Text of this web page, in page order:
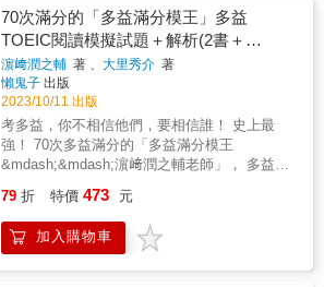
句子結構、特殊句型到假設語氣，逐步加強你
對英文文法的全面掌握，最終能在多益考試中
拿下高分。 7週應考題型與篇章訓練，破解多
益閱讀的長篇文章與複雜題型挑戰。 實戰題
型全覆蓋，從信件、線上對話、報導到廣告宣
傳…等，全面應對閱讀測驗各種篇章題材。 3
週綜合攻略，輕鬆突破雙篇、三篇文章的閱讀
障礙，同時掌握解題技巧，突破高難度閱讀障
礙！ 詳細剖析題組結構，提供實用解題步
驟，提升解題效率，快速鎖定答案，並能提升
一般閱讀速度與正確率，克服長篇文章的挑
戰。 必考單字片語＋音檔，讓詞彙實力隨時
隨地大幅提升。
人，需按照順序、詳細閱讀、仔細學習。2. 弱
點加強型：雖然有部份Part的答對率在四成以
上，但弱點集中在特定的Part及題型當中的
人，需先從較沒有自信的題型開始學習，再著
重學自己不擅長的題型，最後加深複習擅長的
題型。3. 更上層樓型：所有的Part答對率都在
四成以上，沒有明顯不擅長的Part或題型的
人，針對正確率較高的題型，補充原先不足的
的題型。4. 滿分志向型：診斷測驗全部答對的
人，可將所有音檔加速播放，測試自己是否能
夠聽懂所有內容，並提升答題速度至10秒內完
何分數！Point 3. 積極訓練弱項，培養正確答題
的洞察力！Point 4. 力求「理解所有英文」、
「解析所有試題」！跟著多益聽讀寫滿分的
「多益滿分模王」，破解多益TOEIC閱讀Part 7
測驗！Step 1. 透過「診斷測驗」，了解強項與
弱項！在開始正式學習之前，先進行診斷測
驗。測驗時盡量不要用直覺作答。對於較沒有
把握的題目，可以在題目旁加上「？」或
「△」等符號。測驗完後，核對答案並統計自
己在各個題型／題目／情境類型的答對率、正
續訓練計畫。Step 2. 分析診斷結果，建立專屬
多益訓練計畫！根據診斷測驗結果，辨別自己
目前的「類型」，建立訓練計劃。1. 基礎重建
主題， 才能在短時間內正確理解文章。 ❷掌握
文脈 閱讀理解的關鍵， 在於了解文章脈絡、整
篇文章的意思， 才能輕鬆解決新類型的試題。
❸新題型攻略 集中於主題句和邏輯脈絡， 才能
順利解題； 並注意連接詞、連接副詞、代名
詞、指示詞。 ❹線上對話文章和掌握隱藏意圖
型試題 從選項中選出能連接脈絡的適當用法；
或集中在文章說話者的用語， 掌握他們之間的
頭， 可以將一篇文章分成三篇， 這一點千萬不
要忘記。 在遇上多篇文章試題時， 練習掌握其
關聯性， 再進行判斷、解答。 & 【輕鬆應付新
類型試題】 獨家傳授輕鬆解決「新類型試題」
的撇步！ & 在閱讀多益測驗文章時， 如果太執
次！」──── 韓國教保文庫書店讀者．wl*******
& 「對剛開始學習多益的人來說，本書是很棒
的學習素材。 習題難易度設計得剛剛好，給你
更進一步的信心。」──── 韓國教保文庫書店
讀者．bl******* & 韓國讀者全面好評， 中學
生、初試者、零基礎考生救星！ & 現在的臺
灣： 小學考過英檢初級，是火熱的常態； 中學
之後初考多益，是新興的潮流。 & 多益是全臺
超過 1,000 所大學系所的多元入學門檻， 也是
全球最大的國際英語溝通能力認證。 全臺各地
孩子考多益了嗎？ 你的孩子，準備好上考場了
嗎？ & 第一次面對多益這種大型考試，難免緊
張卻步， 《中學生第一本多益》從基本功開
70次滿分的「多益滿分模王」多益
TOEIC閱讀模擬試題＋解析(2書＋
「Youtor App」內含VRP虛擬點讀筆＋防
水書套)
濵﨑潤之輔 著 、大里秀介 著
懶鬼子 出版
2023/10/11 出版
考多益，你不相信他們，要相信誰！ 史上最
強！ 70次多益滿分的「多益滿分模王
&mdash;&mdash;濵﨑潤之輔老師」， 多益聽
大里秀介老師」， 兩大「滿分模王」攜手合
作， 打造出最擬真的多益閱讀5回模擬試題！
「多益滿分模王」濵﨑潤之輔老師、大里秀介
79 折 特價 473 元
加入購物車